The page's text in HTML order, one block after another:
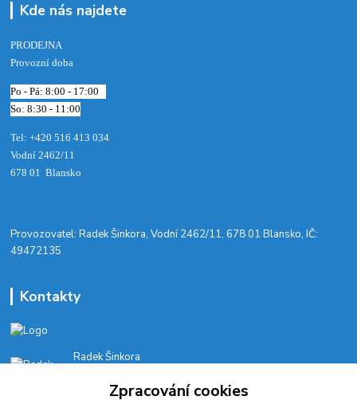
Kde nás najdete
PRODEJNA
Provozní doba
Po - Pá: 8:00 - 17:00
So: 8:30 - 11:00
Tel: +420 516 413 034‬
Vodní 2462/11
678 01 Blansko
​Provozovatel: Radek Šinkora, Vodní 2462/11, 678 01 Blansko, IČ:
49472135
Kontakty
Radek Šinkora
E-SHOP: Po-Pá, 8-17 hod.
Zpracování cookies